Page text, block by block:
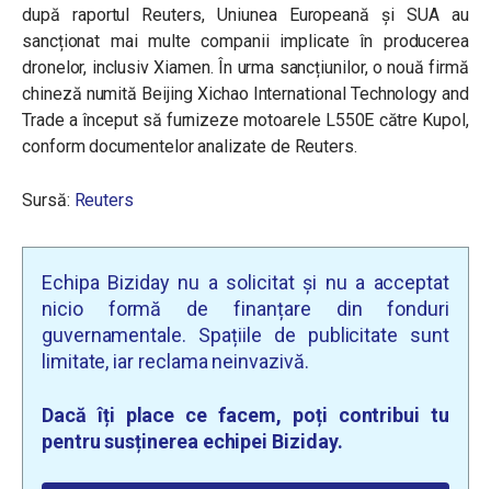
după raportul Reuters, Uniunea Europeană și SUA au
sancționat mai multe companii implicate în producerea
dronelor, inclusiv Xiamen. În urma sancțiunilor, o nouă firmă
chineză numită Beijing Xichao International Technology and
Trade a început să furnizeze motoarele L550E către Kupol,
conform documentelor analizate de Reuters.
Sursă: Reuters
Echipa Biziday nu a solicitat și nu a acceptat
nicio formă de finanțare din fonduri
guvernamentale. Spațiile de publicitate sunt
limitate, iar reclama neinvazivă.
Dacă îți place ce facem, poți contribui tu
pentru susținerea echipei Biziday.